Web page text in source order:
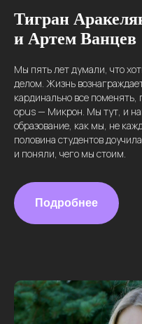
Тигран
и Артем Ванцев
Мы пять лет думали, что
делом. Жизнь
кардинально все
opus — Микрон. Мы тут, и
образование, как мы, не
половина студентов
и поняли, чего мы стоим.
Подробнее